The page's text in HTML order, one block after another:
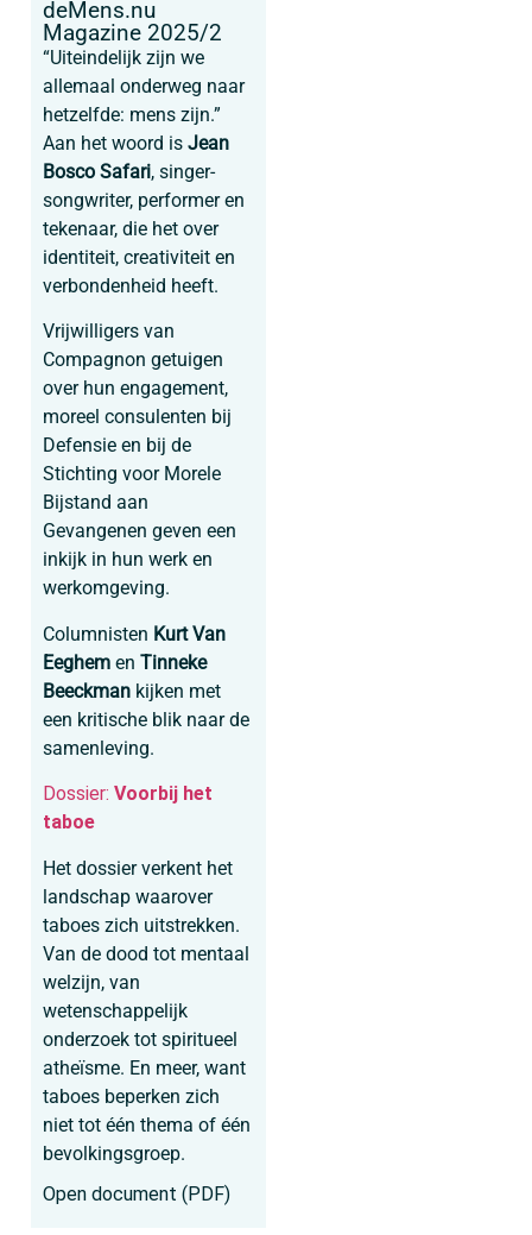
deMens.nu
Magazine 2025/2
“Uiteindelijk zijn we
allemaal onderweg naar
hetzelfde: mens zijn.”
Aan het woord is Jean
Bosco Safari, singer-
songwriter, performer en
tekenaar, die het over
identiteit, creativiteit en
verbondenheid heeft.
Vrijwilligers van
Compagnon getuigen
over hun engagement,
moreel consulenten bij
Defensie en bij de
Stichting voor Morele
Bijstand aan
Gevangenen geven een
inkijk in hun werk en
werkomgeving.
Columnisten Kurt Van
Eeghem en Tinneke
Beeckman kijken met
een kritische blik naar de
samenleving.
Dossier: Voorbij het
taboe
Het dossier verkent het
landschap waarover
taboes zich uitstrekken.
Van de dood tot mentaal
welzijn, van
wetenschappelijk
onderzoek tot spiritueel
atheïsme. En meer, want
taboes beperken zich
niet tot één thema of één
bevolkingsgroep.
Open document (PDF)